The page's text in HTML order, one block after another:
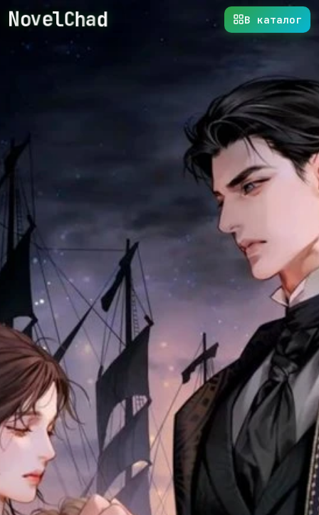
NovelChad В каталог